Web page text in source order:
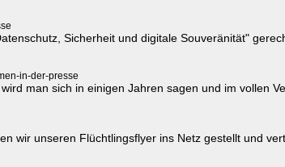
Sicherheit und digitale Souveränität"
in-der-presse
man sich in einigen Jahren sagen und im vollen
wir unseren Flüchtlingsflyer ins Netz gestellt und